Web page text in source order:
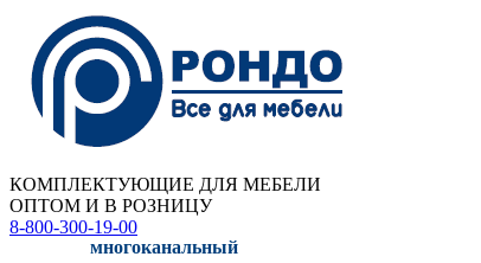
КОМПЛЕКТУЮЩИЕ ДЛЯ МЕБЕЛИ
ОПТОМ И В РОЗНИЦУ
8-800-300-19-00
многоканальный